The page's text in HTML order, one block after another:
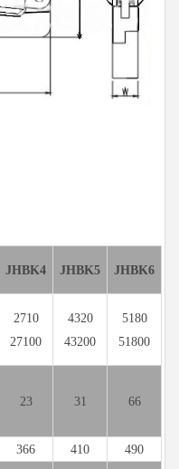
JHBK4 JHBK5 JHBK6
2710
27100
4320
43200
5180
51800
23 31 66
366 410
490